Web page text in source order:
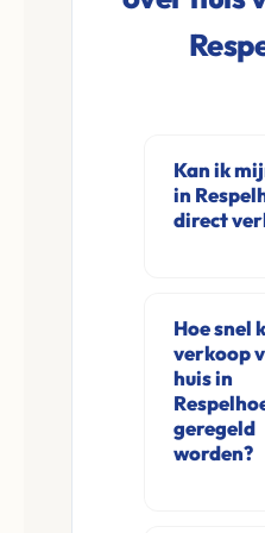
Kan ik
in
direct
direct
verkoopt
Hoe snel
verkoop
huis in
geregeld
worden?